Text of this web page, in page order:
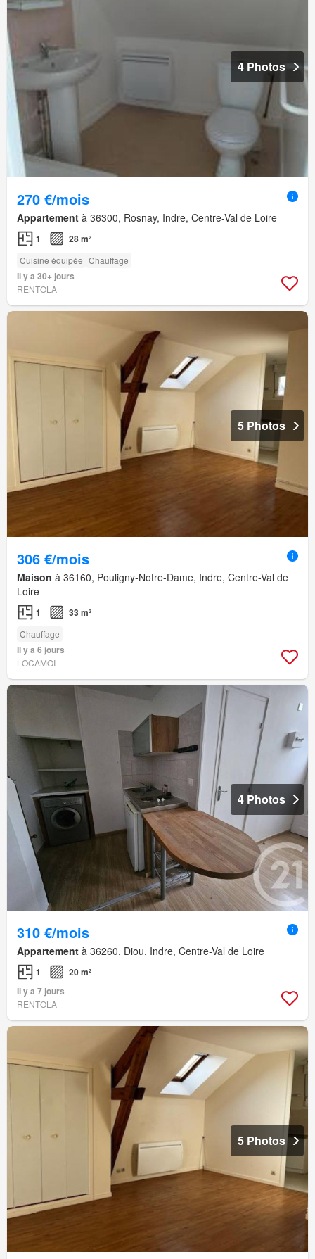
4 Photos
270 €/mois
Appartement à 36300, Rosnay, Indre, Centre-Val de Loire
1 28 m²
Cuisine équipée Chauffage
Il y a 30+ jours
RENTOLA
5 Photos
306 €/mois
Maison à 36160, Pouligny-Notre-Dame, Indre, Centre-Val de
Loire
1 33 m²
Chauffage
Il y a 6 jours
LOCAMOI
4 Photos
310 €/mois
Appartement à 36260, Diou, Indre, Centre-Val de Loire
1
20 m²
Il y a 7 jours
RENTOLA
5 Photos